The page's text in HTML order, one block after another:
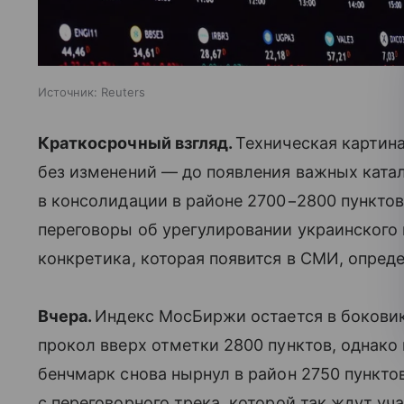
Источник: Reuters
Краткосрочный взгляд. Техническая
без изменений — до появления важных
в консолидации в районе 2700−2800
переговоры об урегулировании
конкретика, которая появится в СМИ,
Вчера. Индекс МосБиржи остается в
прокол вверх отметки 2800 пунктов,
бенчмарк снова нырнул в район 2750